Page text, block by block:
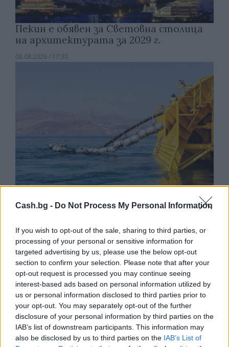
Cash.bg - Do Not Process My Personal Information
If you wish to opt-out of the sale, sharing to third parties, or
processing of your personal or sensitive information for
targeted advertising by us, please use the below opt-out
section to confirm your selection. Please note that after your
opt-out request is processed you may continue seeing
interest-based ads based on personal information utilized by
us or personal information disclosed to third parties prior to
your opt-out. You may separately opt-out of the further
disclosure of your personal information by third parties on the
IAB’s list of downstream participants. This information may
also be disclosed by us to third parties on the IAB’s List of
Пекин е обявен за Световна столица
на архитектурата за 2029 г.
06.08.2026 / 17:30
изграждането на интерконектора
между Гърция и Кипър
06.08.2026 / 17:06